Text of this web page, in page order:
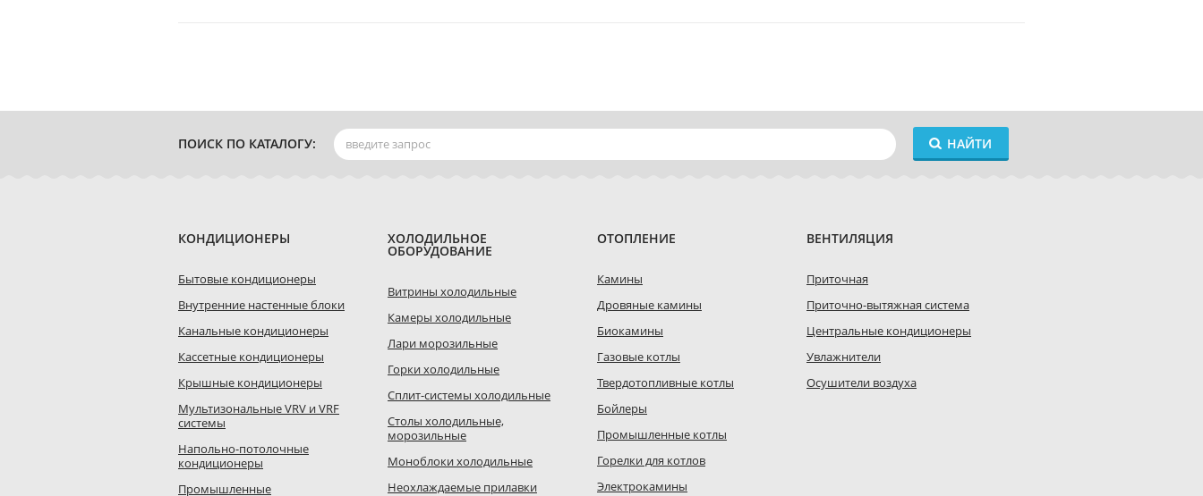
ПОИСК ПО КАТАЛОГУ: НАЙТИ
КОНДИЦИОНЕРЫ
Бытовые кондиционеры
Внутренние настенные блоки
Канальные кондиционеры
Кассетные кондиционеры
Крышные кондиционеры
Мультизональные VRV и VRF
системы
Напольно-потолочные
кондиционеры
Промышленные
ХОЛОДИЛЬНОЕ
ОБОРУДОВАНИЕ
Витрины холодильные
Камеры холодильные
Лари морозильные
Горки холодильные
Сплит-системы холодильные
Столы холодильные,
морозильные
Моноблоки холодильные
Неохлаждаемые прилавки
ОТОПЛЕНИЕ
Камины
Дровяные камины
Биокамины
Газовые котлы
Твердотопливные котлы
Бойлеры
Промышленные котлы
Горелки для котлов
Электрокамины
ВЕНТИЛЯЦИЯ
Приточная
Приточно-вытяжная система
Центральные кондиционеры
Увлажнители
Осушители воздуха